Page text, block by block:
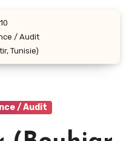
10
/ Audit
Tunisie)
/ Audit